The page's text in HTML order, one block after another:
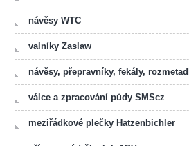
návěsy WTC
valníky Zaslaw
návěsy, přepravníky, fekály,
válce a zpracování půdy SMScz
meziřádkové plečky Hatzenbichler